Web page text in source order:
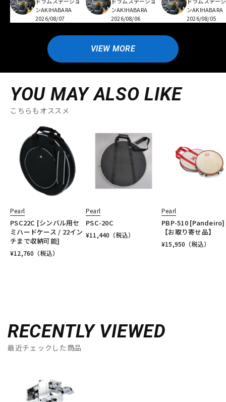
ンAKIHABARA
2026/08/07
ンAKIHABARA
2026/08/06
ンAKIHABARA
2026/08/05
VIEW MORE
YOU MAY ALSO LIKE
こちらもオススメ
Pearl
PSC22C [シンバル用セ
ミハードケース / 22イン
チまで収納可能]
¥12,760 （税込）
Pearl
PSC-20C
¥11,440 （税込）
Pearl
PBP-510 [Pandeiro]
【お取り寄せ品】
¥15,950 （税込）
RECENTLY VIEWED
最近チェックした商品